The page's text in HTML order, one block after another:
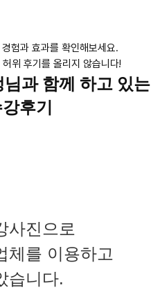
험과 효과를 확인해보세요.
위 후기를 올리지 않습니다!
과 함께 하고 있는
후기
사진으로
체를 이용하고
습니다.